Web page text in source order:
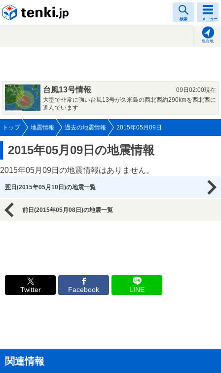
検索 メニュー
現在地
台風13号情報
09日02:00現在
大型で非常に強い台風13号が久米島の西北西約290kmを西北西に
進んでいます
トップ 地震情報 過去の地震情報 2015年05月09日
2015年05月09日の地震情報
2015年05月09日の地震情報はありません。
翌日(2015年05月10日)の地震一覧
前日(2015年05月08日)の地震一覧
Twitter Facebook LINE
関連情報